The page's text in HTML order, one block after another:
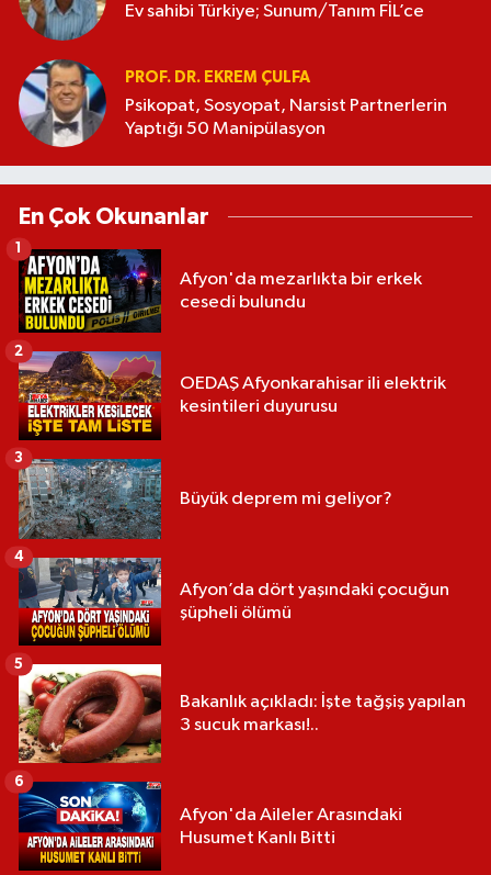
Ev sahibi Türkiye; Sunum/Tanım FİL’ce
PROF. DR. EKREM ÇULFA
Psikopat, Sosyopat, Narsist Partnerlerin
Yaptığı 50 Manipülasyon
En Çok Okunanlar
Afyon'da mezarlıkta bir erkek
cesedi bulundu
1
OEDAŞ Afyonkarahisar ili elektrik
kesintileri duyurusu
2
Büyük deprem mi geliyor?
3
Afyon’da dört yaşındaki çocuğun
şüpheli ölümü
4
Bakanlık açıkladı: İşte tağşiş yapılan
3 sucuk markası!..
5
Afyon'da Aileler Arasındaki
Husumet Kanlı Bitti
6